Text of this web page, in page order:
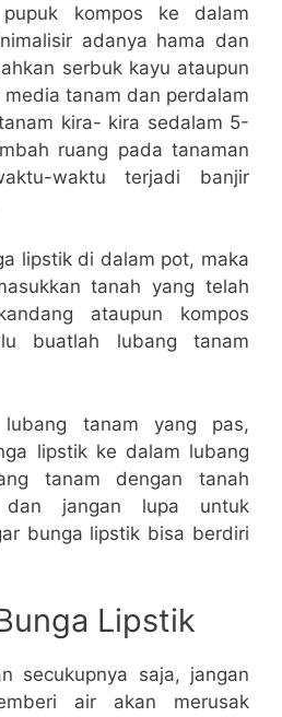
kompos ke dalam
adanya hama dan
serbuk kayu ataupun
tanam dan perdalam
kira- kira sedalam 5-
ruang pada tanaman
waktu terjadi banjir
lipstik di dalam pot, maka
tanah yang telah
ataupun kompos
buatlah lubang tanam
lubang tanam yang pas,
lipstik ke dalam lubang
tanam dengan tanah
dan jangan lupa untuk
bunga lipstik bisa berdiri
Lipstik
secukupnya saja, jangan
air akan merusak